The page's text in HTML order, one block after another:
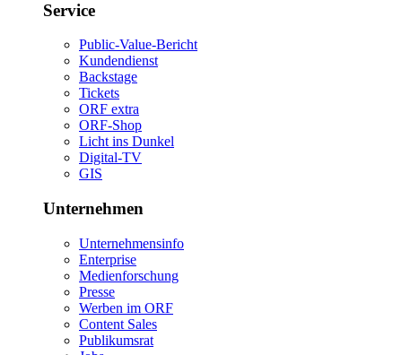
Service
Public-Value-Bericht
Kundendienst
Backstage
Tickets
ORFextra
ORF-Shop
LichtinsDunkel
Digital-TV
GIS
Unternehmen
Unternehmensinfo
Enterprise
Medienforschung
Presse
WerbenimORF
ContentSales
Publikumsrat